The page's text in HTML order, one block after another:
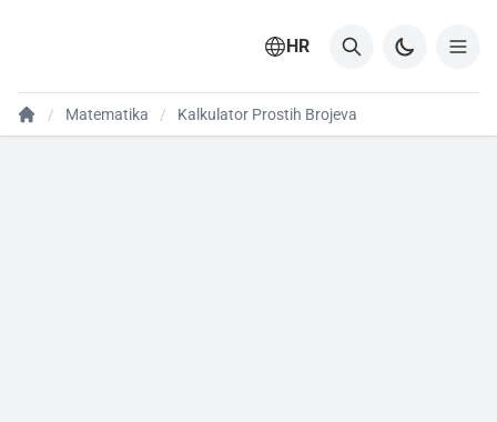
HR
Matematika Kalkulator Prostih Brojeva